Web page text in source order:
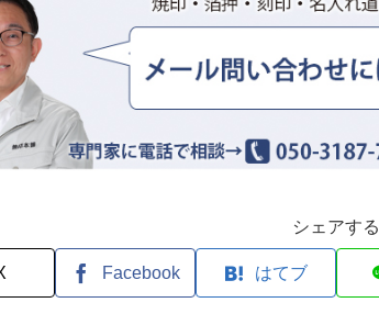
シェアする
Facebook はてブ